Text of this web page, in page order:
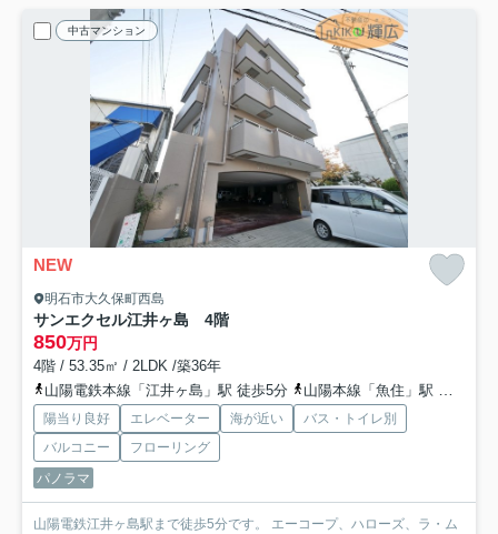
中古マンション
NEW
明石市大久保町西島
サンエクセル江井ヶ島 4階
850万円
4階 / 53.35㎡ / 2LDK /築36年
山陽電鉄本線「江井ヶ島」駅 徒歩5分
山陽本線「魚住」駅 徒歩33分
陽当り良好 エレベーター 海が近い
バス・トイレ別
バルコニー
フローリング
パノラマ
山陽電鉄江井ヶ島駅まで徒歩5分です。 エーコープ、ハローズ、ラ・ム